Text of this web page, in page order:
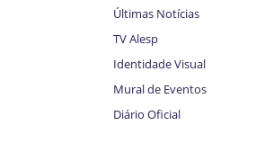
Últimas Notícias
TV Alesp
Identidade Visual
Mural de Eventos
Diário Oficial